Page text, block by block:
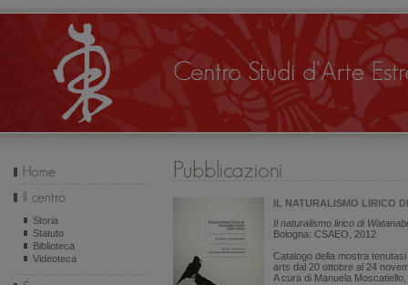
Storia
Statuto
Biblioteca
Videoteca
IL NATURALISMO LIRICO
Il naturalismo lirico di
Bologna: CSAEO, 2012
Catalogo della mostra
arts dal 20 ottobre al 24
A cura di Manuela